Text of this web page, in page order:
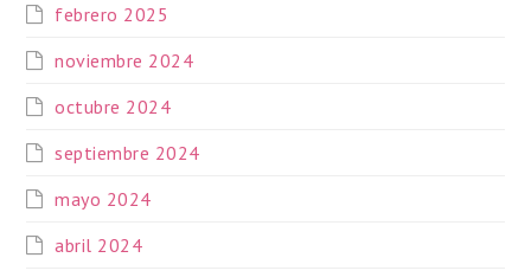
febrero 2025
noviembre 2024
octubre 2024
septiembre 2024
mayo 2024
abril 2024